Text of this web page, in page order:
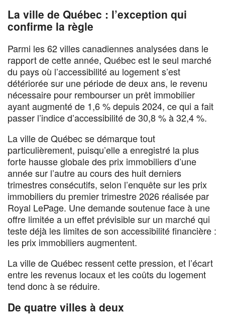
La ville de Québec : l’exception qui
confirme la règle
Parmi les 62 villes canadiennes analysées dans le
rapport de cette année, Québec est le seul marché
du pays où l’accessibilité au logement s’est
détériorée sur une période de deux ans, le revenu
nécessaire pour rembourser un prêt immobilier
ayant augmenté de 1,6 % depuis 2024, ce qui a fait
passer l’indice d’accessibilité de 30,8 % à 32,4 %.
La ville de Québec se démarque tout
particulièrement, puisqu’elle a enregistré la plus
forte hausse globale des prix immobiliers d’une
année sur l’autre au cours des huit derniers
trimestres consécutifs, selon l’enquête sur les prix
immobiliers du premier trimestre 2026 réalisée par
Royal LePage. Une demande soutenue face à une
offre limitée a un effet prévisible sur un marché qui
teste déjà les limites de son accessibilité financière :
les prix immobiliers augmentent.
La ville de Québec ressent cette pression, et l’écart
entre les revenus locaux et les coûts du logement
tend donc à se réduire.
De quatre villes à deux